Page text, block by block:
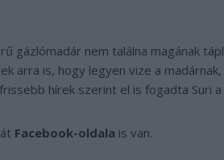
gázlómadár nem találna magának
arra is, hogy legyen vize a
hírek szerint el is fogadta Suri
Facebook-oldala is van.